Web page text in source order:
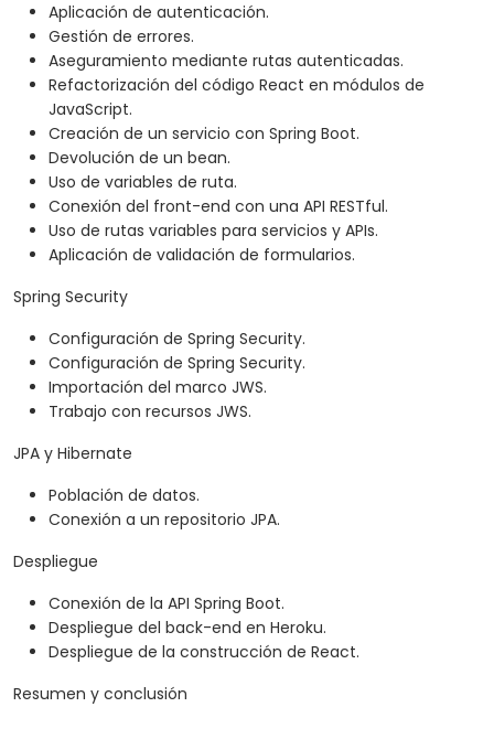
Aplicación de autenticación.
Gestión de errores.
Aseguramiento mediante rutas autenticadas.
Refactorización del código React en módulos de
JavaScript.
Creación de un servicio con Spring Boot.
Devolución de un bean.
Uso de variables de ruta.
Conexión del front-end con una API RESTful.
Uso de rutas variables para servicios y APIs.
Aplicación de validación de formularios.
Spring Security
Configuración de Spring Security.
Configuración de Spring Security.
Importación del marco JWS.
Trabajo con recursos JWS.
JPA y Hibernate
Población de datos.
Conexión a un repositorio JPA.
Despliegue
Conexión de la API Spring Boot.
Despliegue del back-end en Heroku.
Despliegue de la construcción de React.
Resumen y conclusión